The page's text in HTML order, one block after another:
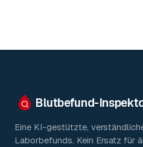
Blutbefund-
Eine KI-gestützte,
Laborbefunds. Kein Ersatz für